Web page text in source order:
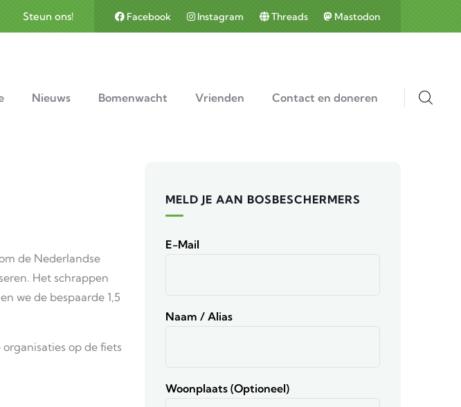
Steun ons! Facebook Instagram Threads Mastodon
Nieuws Bomenwacht Vrienden Contact en doneren
de Nederlandse
Het schrappen
we de bespaarde 1,5
op de fiets
MELD JE AAN BOSBESCHERMERS
E-Mail
Naam / Alias
Woonplaats (optioneel)